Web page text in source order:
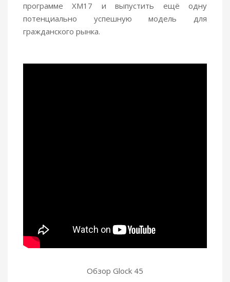
программе XM17 и выпустить ещё одну
потенциально успешную модель для
гражданского рынка.
Обзор Glock 45